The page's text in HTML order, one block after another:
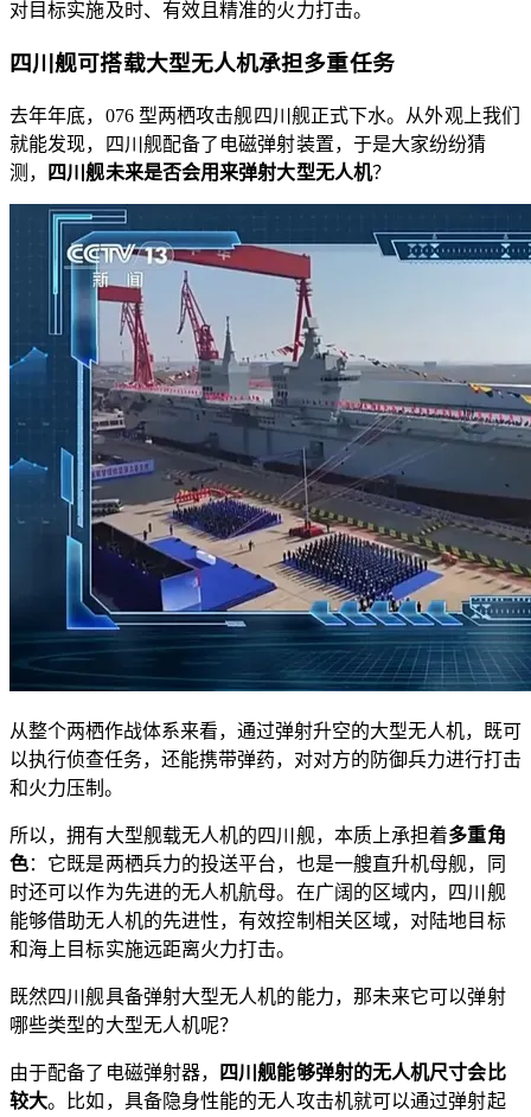
对目标实施及时、有效且精准的火力打击。
四川舰可搭载大型无人机承担多重任务
去年年底，076 型两栖攻击舰四川舰正式下水。从外观上我们
就能发现，四川舰配备了电磁弹射装置，于是大家纷纷猜
测，
四川舰未来是否会用来弹射大型无人机？
从整个两栖作战体系来看，通过弹射升空的大型无人机，既可
以执行侦查任务，还能携带弹药，对对方的防御兵力进行打击
和火力压制。
所以，拥有大型舰载无人机的四川舰，本质上承担着多重角
色：它既是两栖兵力的投送平台，也是一艘直升机母舰，同
时还可以作为先进的无人机航母。在广阔的区域内，四川舰
能够借助无人机的先进性，有效控制相关区域，对陆地目标
和海上目标实施远距离火力打击。
既然四川舰具备弹射大型无人机的能力，那未来它可以弹射
哪些类型的大型无人机呢？
由于配备了电磁弹射器，
四川舰能够弹射的无人机尺寸会比
较大。比如，具备隐身性能的无人攻击机就可以通过弹射起